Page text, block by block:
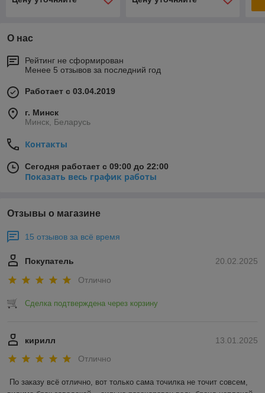
О нас
Рейтинг не сформирован
Менее 5 отзывов за последний год
Работает с 03.04.2019
г. Минск
Минск, Беларусь
Контакты
Сегодня работает с 09:00 до 22:00
Показать весь график работы
Отзывы о магазине
15 отзывов за всё время
20.02.2025
Покупатель
Отлично
Сделка подтверждена через корзину
13.01.2025
кирилл
Отлично
По заказу всё отлично, вот только сама точилка не точит совсем,